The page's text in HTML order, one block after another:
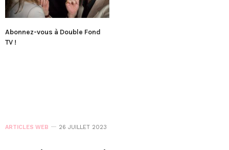
Abonnez-vous à Double Fond
TV !
ARTICLES WEB 26 JUILLET 2023